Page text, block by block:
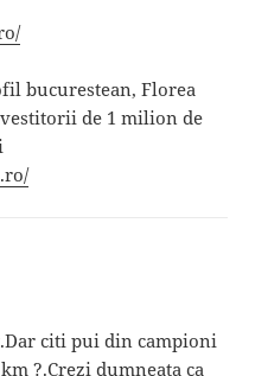
bucurestean, Florea
de 1 milion de
citi pui din campioni
?.Crezi dumneata ca